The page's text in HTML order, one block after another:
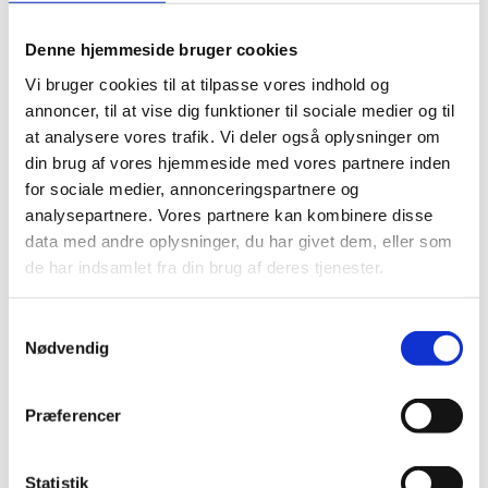
Denne hjemmeside bruger cookies
Vi bruger cookies til at tilpasse vores indhold og
annoncer, til at vise dig funktioner til sociale medier og til
at analysere vores trafik. Vi deler også oplysninger om
din brug af vores hjemmeside med vores partnere inden
for sociale medier, annonceringspartnere og
analysepartnere. Vores partnere kan kombinere disse
data med andre oplysninger, du har givet dem, eller som
de har indsamlet fra din brug af deres tjenester.
Nødvendig
Præferencer
Statistik
Venedig, Antracit
759,00kr. – 2.299,00kr.Prisinterval:
759,00 kr.
til
2.299,00 kr.
Venedig, Perlegrå
759,00kr. – 2.159,00kr.
Palermo, Mørk Beige -
2.459,00kr.